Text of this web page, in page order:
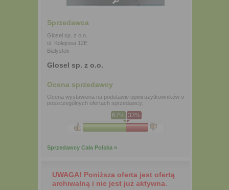
Sprzedawca
Glosel sp. z o.o.
ul. Kolejowa 12E
Białystok
Glosel sp. z o.o.
Ocena sprzedawcy
Ocena wystawiona na podstawie opinii użytkowników o
poszczególnych ofertach sprzedawcy.
67% 33%
Sprzedawcy Cała Polska »
UWAGA! Poniższa oferta jest ofertą
archiwalną i nie jest już aktywna.